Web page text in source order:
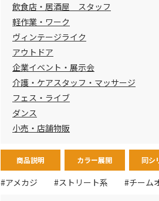
飲食店・居酒屋 スタッフ
軽作業・ワーク
ヴィンテージライク
アウトドア
企業イベント・展示会
介護・ケアスタッフ・マッサージ
フェス・ライブ
ダンス
小売・店舗物販
商品説明 カラー展開 同シ
#アメカジ #ストリート系 #チーム